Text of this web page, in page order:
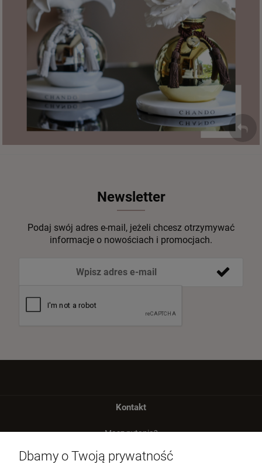
Newsletter
Podaj swój adres e-mail, jeżeli chcesz otrzymywać
informacje o nowościach i promocjach.
Kontakt
Masz pytania?
Dbamy o Twoją prywatność